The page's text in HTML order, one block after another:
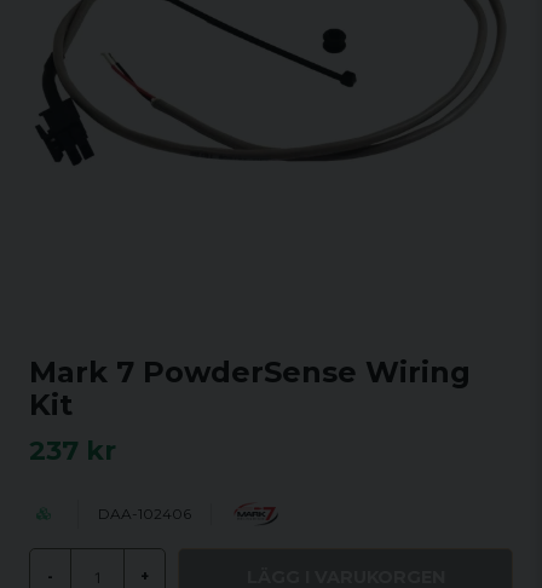
Mark 7 PowderSense Wiring
Kit
237 kr
DAA-102406
- +